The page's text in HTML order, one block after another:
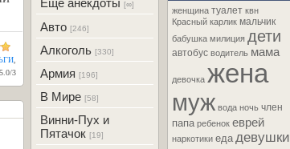
5.0/3
Ещё анекдоты [∞]
Авто [246]
Алкоголь [330]
Армия [196]
В Мире [58]
Винни-Пух и
Пятачок [19]
женщина туалет квн
Красный карлик мальчик
бабушка милиция дети
автобус водитель мама
девочка жена
муж вода ночь член
папа ребенок еврей
наркотики еда девушки